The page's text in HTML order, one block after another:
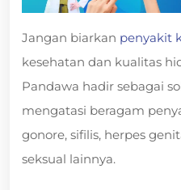
Jangan biarkan penyakit
kesehatan dan kualitas
Pandawa hadir sebagai
mengatasi beragam
gonore, sifilis, herpes
seksual lainnya.